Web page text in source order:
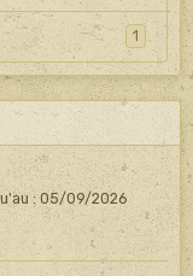
1
: 05/09/2026